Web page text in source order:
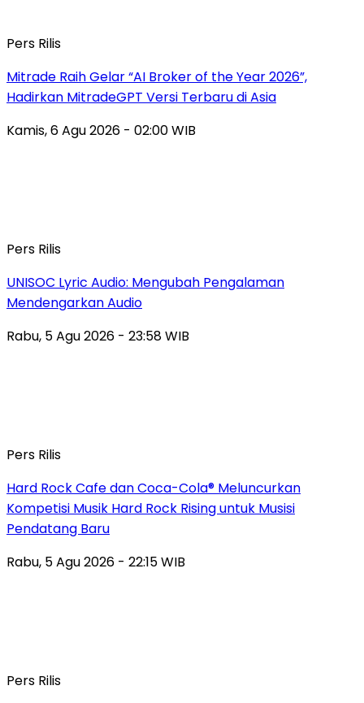
Pers Rilis
Mitrade Raih Gelar “AI Broker of the Year 2026”,
Hadirkan MitradeGPT Versi Terbaru di Asia
Kamis, 6 Agu 2026 - 02:00 WIB
Pers Rilis
UNISOC Lyric Audio: Mengubah Pengalaman
Mendengarkan Audio
Rabu, 5 Agu 2026 - 23:58 WIB
Pers Rilis
Hard Rock Cafe dan Coca-Cola® Meluncurkan
Kompetisi Musik Hard Rock Rising untuk Musisi
Pendatang Baru
Rabu, 5 Agu 2026 - 22:15 WIB
Pers Rilis